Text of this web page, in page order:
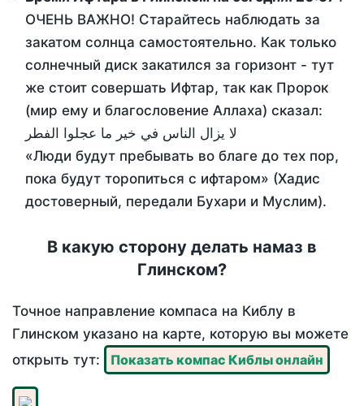
ОЧЕНЬ ВАЖНО! Старайтесь наблюдать за
закатом солнца самостоятельно. Как только
солнечный диск закатился за горизонт - тут
же стоит совершать Ифтар, так как Пророк
(мир ему и благословение Аллаха) сказал:
لا يزال الناس في خير ما عجلوا الفطر
«Люди будут пребывать во благе до тех пор,
пока будут торопиться с ифтаром» (Хадис
достоверный, передали Бухари и Муслим).
В какую сторону делать намаз в
Глинском?
Точное направление компаса на Киблу в
Глинском указано на карте, которую вы можете
открыть тут:
Показать компас Киблы онлайн